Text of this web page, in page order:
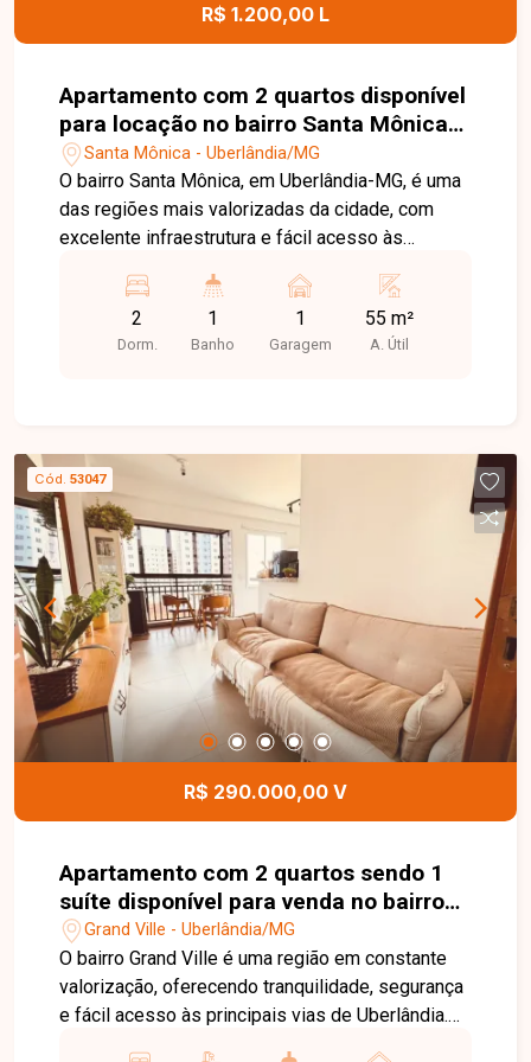
R$ 1.200,00 L
Apartamento com 2 quartos disponível
para locação no bairro Santa Mônica
em Uberlândia-MG
Santa Mônica - Uberlândia/MG
O bairro Santa Mônica, em Uberlândia-MG, é uma
das regiões mais valorizadas da cidade, com
excelente infraestrutura e fácil acesso às
supermercados, escolas, farmácias, restaurantes
e diversos comércios, oferece praticidade,
conforto e qualidade de vida. Apartamento
cozinha com armários e 01 vaga de garagem
coberta. Uma excelente opção para quem busca
conforto e praticidade em uma das melhores
localizações da cidade. Entre em contato para
mais informações e agende uma visita para
conhecer este excelente imóvel.
2
Dorm.
1
Banho
1
Garagem
55 m²
A. Útil
Cód. 53047
R$ 290.000,00 V
Apartamento com 2 quartos sendo 1
suíte disponível para venda no bairro
Grand Ville em Uberlândia-MG
Grand Ville - Uberlândia/MG
O bairro Grand Ville é uma região em constante
valorização, oferecendo tranquilidade, segurança
e fácil acesso às principais vias de Uberlândia.